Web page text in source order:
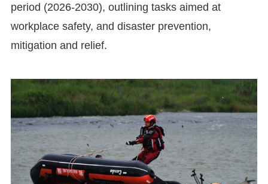
period (2026-2030), outlining tasks aimed at
workplace safety, and disaster prevention,
mitigation and relief.